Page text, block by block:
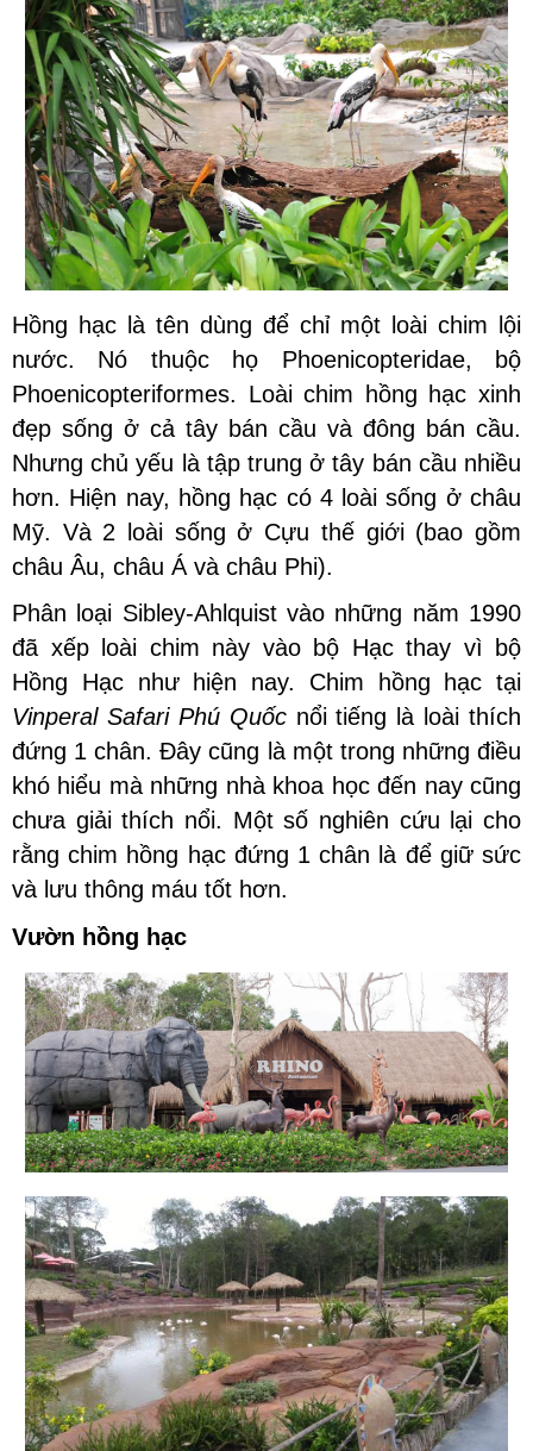
Hồng hạc là tên dùng để chỉ một loài chim lội
nước. Nó thuộc họ Phoenicopteridae, bộ
Phoenicopteriformes. Loài chim hồng hạc xinh
đẹp sống ở cả tây bán cầu và đông bán cầu.
Nhưng chủ yếu là tập trung ở tây bán cầu nhiều
hơn. Hiện nay, hồng hạc có 4 loài sống ở châu
Mỹ. Và 2 loài sống ở Cựu thế giới (bao gồm
châu Âu, châu Á và châu Phi).
Phân loại Sibley-Ahlquist vào những năm 1990
đã xếp loài chim này vào bộ Hạc thay vì bộ
Hồng Hạc như hiện nay. Chim hồng hạc tại
Vinperal Safari Phú Quốcnổi tiếng là loài thích
đứng 1 chân. Đây cũng là một trong những điều
khó hiểu mà những nhà khoa học đến nay cũng
chưa giải thích nổi. Một số nghiên cứu lại cho
rằng chim hồng hạc đứng 1 chân là để giữ sức
và lưu thông máu tốt hơn.
Vườn hồng hạc